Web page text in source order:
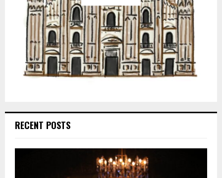
RECENT POSTS